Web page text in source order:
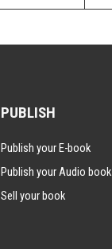
PUBLISH
Publish your E-book
Publish your Audio book
Sell your book